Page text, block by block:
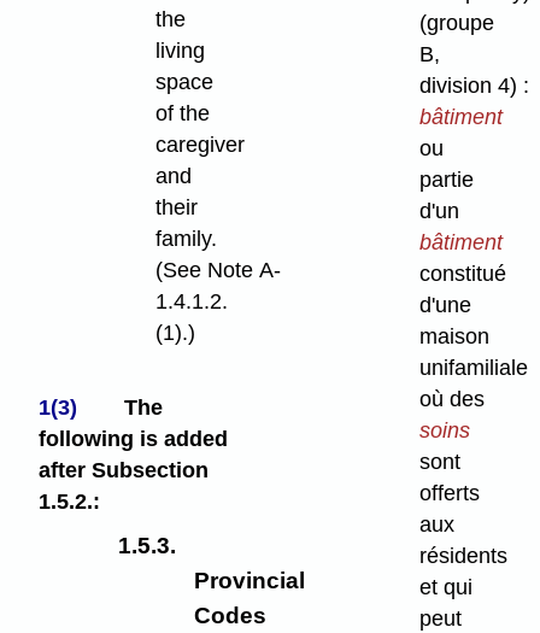
the
living
space
of the
caregiver
and
their
family.
(See Note A-
1.4.1.2.
(1).)
1(3)
The
following is added
after Subsection
1.5.2.:
1.5.3.
Provincial
Codes
(groupe
B,
division 4) :
bâtiment
ou
partie
d'un
bâtiment
constitué
d'une
maison
unifamiliale
où des
soins
sont
offerts
aux
résidents
et qui
peut